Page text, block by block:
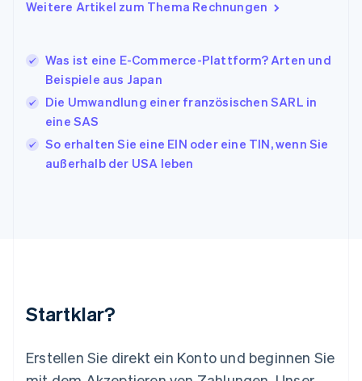
Weitere Artikel zum Thema Rechnungen
Was ist eine E-Commerce-Plattform? Arten und
Beispiele aus Japan
Die Umwandlung einer französischen SARL in
eine SAS
So erhalten Sie eine EIN oder eine TIN, wenn Sie
außerhalb der USA leben
Startklar?
Erstellen Sie direkt ein Konto und beginnen Sie
English Français
Kroatien
EnglishItaliano
Lettland
Liechtenstein
DeutschEnglish
Mexiko
English